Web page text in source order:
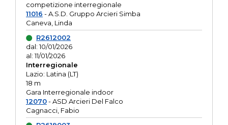
competizione interregionale
11016 - A.S.D. Gruppo Arcieri Simba
Caneva, Linda
R2612002
dal: 10/01/2026
al: 11/01/2026
Interregionale
Lazio: Latina (LT)
18 m
Gara Interregionale indoor
12070- ASD Arcieri Del Falco
Cagnacci, Fabio